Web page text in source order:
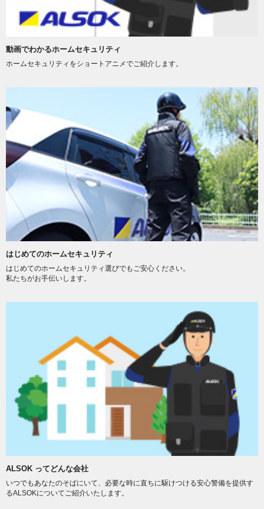
動画でわかるホームセキュリティ
ホームセキュリティをショートアニメでご紹介します。
はじめてのホームセキュリティ
はじめてのホームセキュリティ選びでもご安心ください。
私たちがお手伝いします。
ALSOK ってどんな会社
いつでもあなたのそばにいて、必要な時に直ちに駆けつける安心警備を提供す
るALSOKについてご紹介いたします。